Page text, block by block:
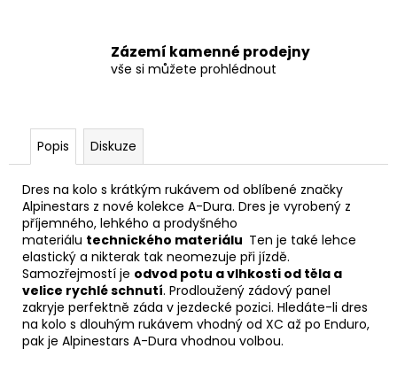
Zázemí kamenné prodejny
vše si můžete prohlédnout
Popis Diskuze
Dres na kolo s krátkým rukávem od oblíbené značky
Alpinestars z nové kolekce A-Dura. Dres je vyrobený z
příjemného, lehkého a prodyšného
materiálu technického materiálu Ten je také lehce
elastický a nikterak tak neomezuje při jízdě.
Samozřejmostí je odvod potu a vlhkosti od těla a
velice rychlé schnutí. Prodloužený zádový panel
zakryje perfektně záda v jezdecké pozici. Hledáte-li dres
na kolo s dlouhým rukávem vhodný od XC až po Enduro,
pak je Alpinestars A-Dura vhodnou volbou.